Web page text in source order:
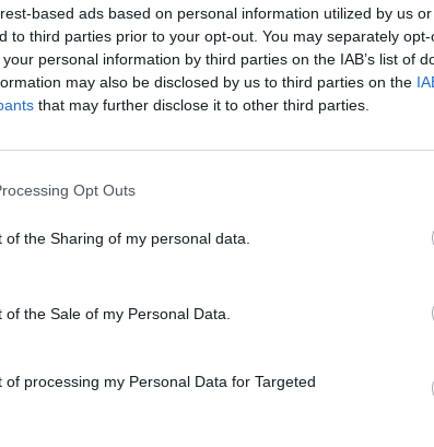
based ads based on personal information utilized by us
to third parties prior to your opt-out. You may separately
personal information by third parties on the IAB’s list of
may also be disclosed by us to third parties on the
that may further disclose it to other third parties.
Opt Outs
of the Sharing of my personal data.
the Sale of my Personal Data.
of processing my Personal Data for Targeted
quarta-feira, por um veículo ligeiro, em
e desmaiado, pelo que foi transportada
fonte da Guarda Nacional
transportado para o Gabinete Médico-
acidente que mobilizou oito
Voluntários de Estarreja e do